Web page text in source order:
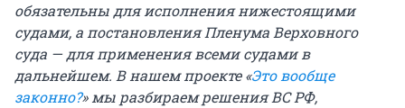
обязательны для исполнения нижестоящими
судами, а постановления Пленума Верховного
суда — для применения всеми судами в
дальнейшем. В нашем проекте «Это вообще
законно?» мы разбираем решения ВС РФ,